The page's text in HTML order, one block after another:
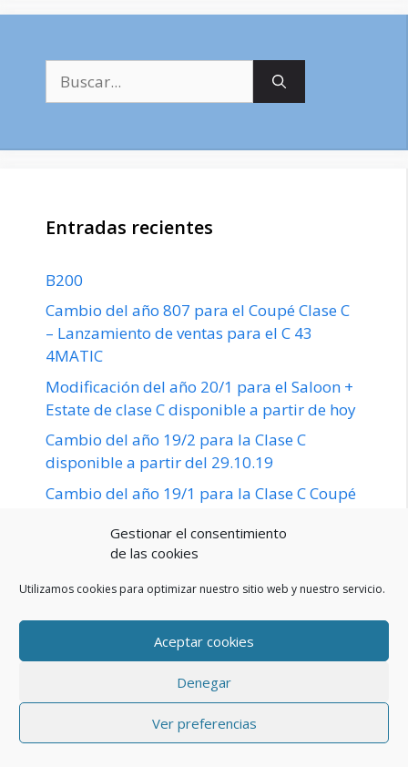
Gestionar el consentimiento
de las cookies
Utilizamos cookies para optimizar nuestro sitio web y nuestro servicio.
Aceptar cookies
Denegar
Ver preferencias
Entradas recientes
B200
Cambio del año 807 para el Coupé Clase C
– Lanzamiento de ventas para el C 43
4MATIC
Modificación del año 20/1 para el Saloon +
Estate de clase C disponible a partir de hoy
Cambio del año 19/2 para la Clase C
disponible a partir del 29.10.19
Cambio del año 19/1 para la Clase C Coupé
Comentarios recientes
LISARDO LAZANOenMercedes contra
Mercedes: GLC o GLE, ¿cuál es el mejor?